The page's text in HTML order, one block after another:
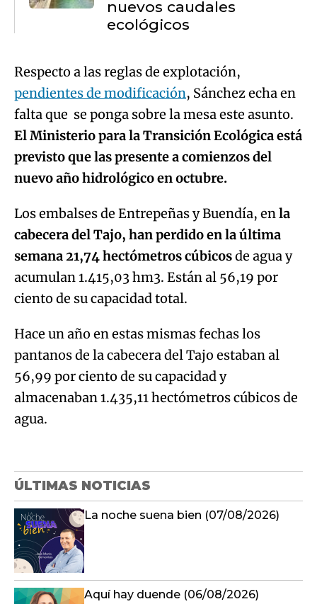
nuevos caudales
ecológicos
Respecto a las reglas de explotación,
pendientes de modificación, Sánchez echa en
falta que se ponga sobre la mesa este asunto.
El Ministerio para la Transición Ecológica está
previsto que las presente a comienzos del
nuevo año hidrológico en octubre.
Los embalses de Entrepeñas y Buendía, enla
cabecera del Tajo, han perdido en la última
semana 21,74 hectómetros cúbicosde agua y
acumulan 1.415,03 hm3. Están al 56,19 por
ciento de su capacidad total.
Hace un año en estas mismas fechas los
pantanos de la cabecera del Tajo estaban al
56,99 por ciento de su capacidad y
almacenaban 1.435,11 hectómetros cúbicos de
agua.
ÚLTIMAS NOTICIAS
La noche suena bien (07/08/2026)
Aquí hay duende (06/08/2026)